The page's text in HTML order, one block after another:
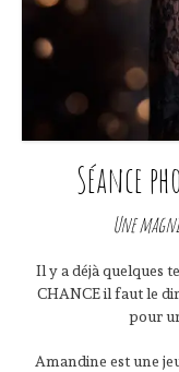
Séance
Une
Il y a déjà quelques
CHANCE il faut le
pour
Amandine est une